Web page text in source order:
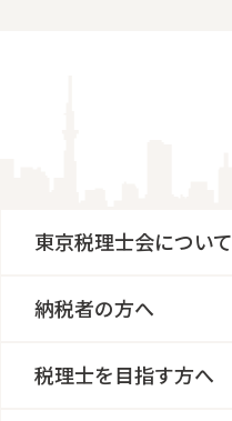
東京税理士会について
納税者の方へ
税理士を目指す方へ